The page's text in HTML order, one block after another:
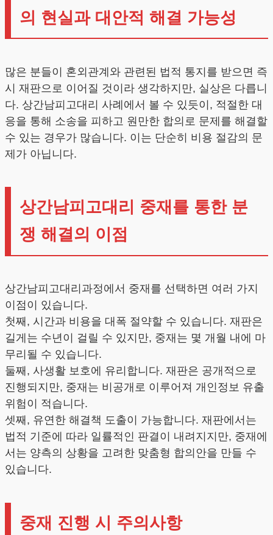
의 현실과 대안적 해결 가능성
많은 분들이 혼외관계와 관련된 법적 통지를 받으면 즉
시 재판으로 이어질 것이라 생각하지만, 실상은 다릅니
다. 상간남피고대리 사례에서 볼 수 있듯이, 적절한 대
응을 통해 소송을 피하고 원만한 합의로 문제를 해결할
수 있는 경우가 많습니다. 이는 단순히 비용 절감의 문
제가 아닙니다.
상간남피고대리 중재를 통한 분
쟁 해결의 이점
상간남피고대리과정에서 중재를 선택하면 여러 가지
이점이 있습니다.
첫째, 시간과 비용을 대폭 절약할 수 있습니다. 재판은
길게는 수년이 걸릴 수 있지만, 중재는 몇 개월 내에 마
무리될 수 있습니다.
둘째, 사생활 보호에 유리합니다. 재판은 공개적으로
진행되지만, 중재는 비공개로 이루어져 개인정보 유출
위험이 적습니다.
셋째, 유연한 해결책 도출이 가능합니다. 재판에서는
법적 기준에 따라 일률적인 판결이 내려지지만, 중재에
서는 양측의 상황을 고려한 맞춤형 합의안을 만들 수
있습니다.
중재 진행 시 주의사항